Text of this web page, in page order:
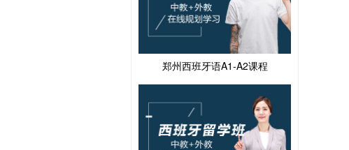
郑州西班牙语A1-A2课程